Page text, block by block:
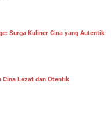
Surga Kuliner Cina yang Autentik
Cina Lezat dan Otentik